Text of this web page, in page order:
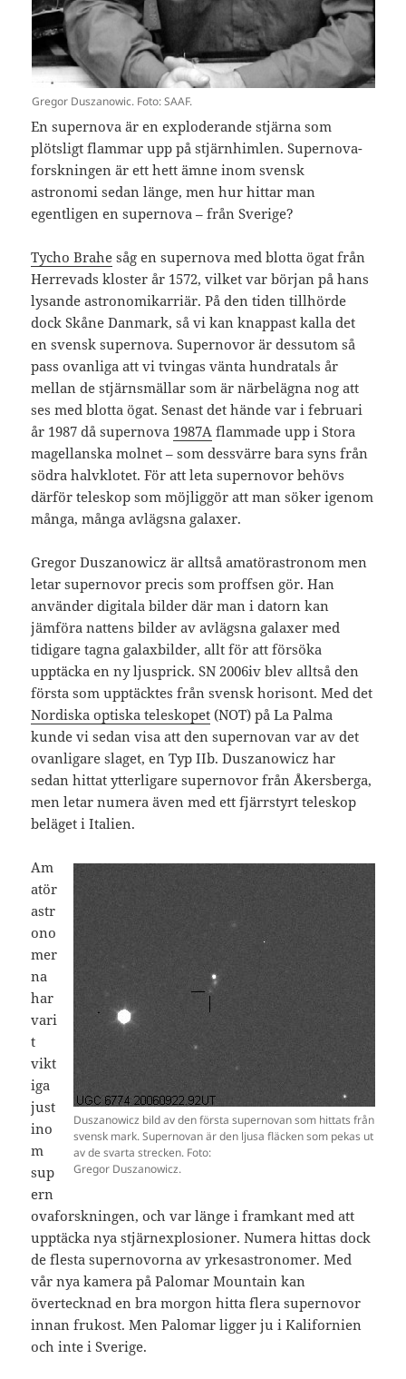
Gregor Duszanowic. Foto: SAAF.
En supernova är en exploderande stjärna som
plötsligt flammar upp på stjärnhimlen. Supernova-
forskningen är ett hett ämne inom svensk
astronomi sedan länge, men hur hittar man
egentligen en supernova – från Sverige?
Tycho Brahe såg en supernova med blotta ögat från
Herrevads kloster år 1572, vilket var början på hans
lysande astronomikarriär. På den tiden tillhörde
dock Skåne Danmark, så vi kan knappast kalla det
en svensk supernova. Supernovor är dessutom så
pass ovanliga att vi tvingas vänta hundratals år
mellan de stjärnsmällar som är närbelägna nog att
ses med blotta ögat. Senast det hände var i februari
år 1987 då supernova 1987A flammade upp i Stora
magellanska molnet – som dessvärre bara syns från
södra halvklotet. För att leta supernovor behövs
därför teleskop som möjliggör att man söker igenom
många, många avlägsna galaxer.
Gregor Duszanowicz är alltså amatörastronom men
letar supernovor precis som proffsen gör. Han
använder digitala bilder där man i datorn kan
jämföra nattens bilder av avlägsna galaxer med
tidigare tagna galaxbilder, allt för att försöka
upptäcka en ny ljusprick. SN 2006iv blev alltså den
första som upptäcktes från svensk horisont. Med det
Nordiska optiska teleskopet (NOT) på La Palma
kunde vi sedan visa att den supernovan var av det
ovanligare slaget, en Typ IIb. Duszanowicz har
sedan hittat ytterligare supernovor från Åkersberga,
men letar numera även med ett fjärrstyrt teleskop
beläget i Italien.
Duszanowicz bild av den första supernovan som hittats från
svensk mark. Supernovan är den ljusa fläcken som pekas ut
av de svarta strecken. Foto:
Gregor Duszanowicz.
Am
atör
astr
ono
mer
na
har
vari
t
vikt
iga
just
ino
m
sup
ern
ovaforskningen, och var länge i framkant med att
upptäcka nya stjärnexplosioner. Numera hittas dock
de flesta supernovorna av yrkesastronomer. Med
vår nya kamera på Palomar Mountain kan
övertecknad en bra morgon hitta flera supernovor
innan frukost. Men Palomar ligger ju i Kalifornien
och inte i Sverige.